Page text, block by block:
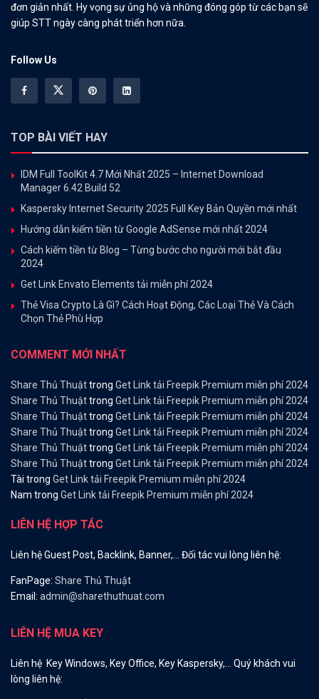
đơn giản nhất. Hy vọng sự ủng hộ và những đóng góp từ các bạn sẽ
giúp STT ngày càng phát triển hơn nữa.
Follow Us
TOP BÀI VIẾT HAY
IDM Full ToolKit 4.7 Mới Nhất 2025 – Internet Download
Manager 6.42 Build 52
Kaspersky Internet Security 2025 Full Key Bản Quyền mới nhất
Hướng dẫn kiếm tiền từ Google AdSense mới nhất 2024
Cách kiếm tiền từ Blog – Từng bước cho người mới bắt đầu
2024
Get Link Envato Elements tải miễn phí 2024
Thẻ Visa Crypto Là Gì? Cách Hoạt Động, Các Loại Thẻ Và Cách
Chọn Thẻ Phù Hợp
COMMENT MỚI NHẤT
Share Thủ Thuậttrong Get Link tải Freepik Premium miễn phí 2024
Share Thủ Thuậttrong Get Link tải Freepik Premium miễn phí 2024
Share Thủ Thuậttrong Get Link tải Freepik Premium miễn phí 2024
Share Thủ Thuậttrong Get Link tải Freepik Premium miễn phí 2024
Share Thủ Thuậttrong Get Link tải Freepik Premium miễn phí 2024
Share Thủ Thuậttrong Get Link tải Freepik Premium miễn phí 2024
Tài trong Get Link tải Freepik Premium miễn phí 2024
Nam trong Get Link tải Freepik Premium miễn phí 2024
LIÊN HỆ HỢP TÁC
Liên hệ Guest Post, Backlink, Banner,… Đối tác vui lòng liên hệ:
FanPage: Share Thủ Thuật
Email: admin@sharethuthuat.com
LIÊN HỆ MUA KEY
Liên hệ Key Windows, Key Office, Key Kaspersky,… Quý khách vui
lòng liên hệ: